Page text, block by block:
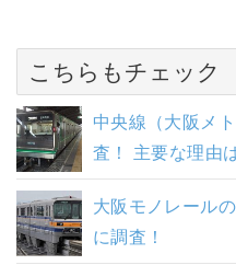
こちらもチェック
中央線（大阪メ
査！ 主要な理由
大阪モノレール
に調査！